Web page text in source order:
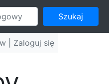
Szukaj
| Zaloguj się